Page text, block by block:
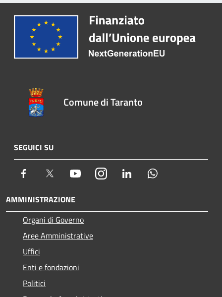
Comune di Taranto
SEGUICI SU
Facebook Twitter YoutubeInstagram LinkedIn
AMMINISTRAZIONE
Organi di Governo
Aree Amministrative
Uffici
Enti e fondazioni
Politici